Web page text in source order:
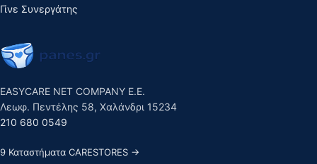
Γίνε Συνεργάτης
EASYCARE NET COMPANY E.E.
Λεωφ. Πεντέλης 58, Χαλάνδρι 15234
210 680 0549
9 Καταστήματα CARESTORES →